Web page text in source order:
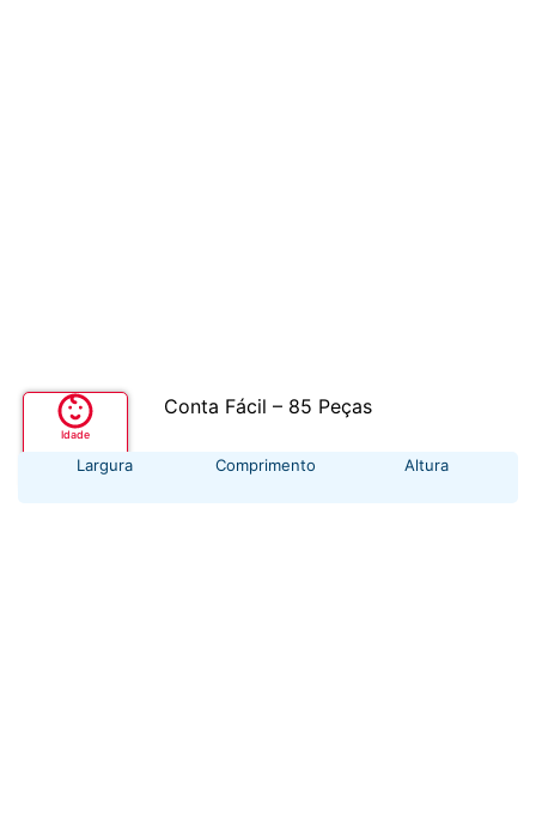
Idade
+ 3 anos
Conta Fácil – 85 Peças
Largura Comprimento Altura